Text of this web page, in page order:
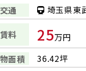
交通
埼玉県東
賃料 25万円
面積
36.42坪